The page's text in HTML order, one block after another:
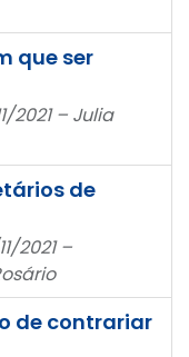
que ser
2021 – Julia
de
2021 –
de contrariar